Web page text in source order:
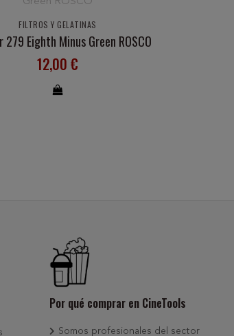
FILTROS Y GELATINAS
279 Eighth Minus Green ROSCO
12,00 €
Por qué comprar en CineTools
Somos profesionales del sector